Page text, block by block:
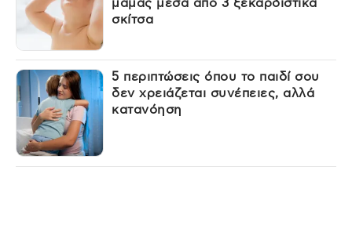
μαμάς μέσα από 3 ξεκαρδιστικά
σκίτσα
5 περιπτώσεις όπου το παιδί σου
δεν χρειάζεται συνέπειες, αλλά
κατανόηση